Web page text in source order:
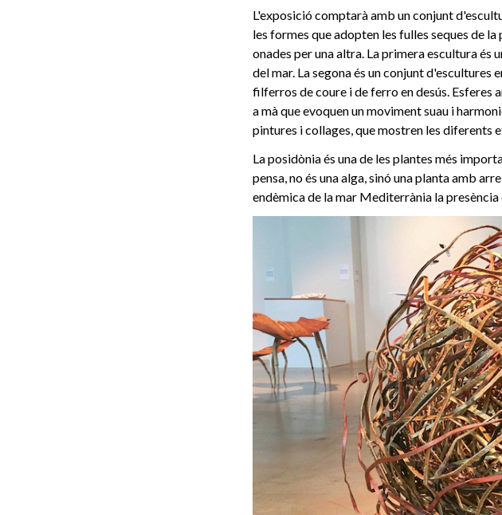
L'exposició comptarà amb un conjunt
les formes que adopten les fulles seques de
onades per una altra. La primera escultura és
del mar. La segona és un conjunt
filferros de coure i de ferro en desús.
a mà que evoquen un moviment suau i
pintures i collages, que mostren les diferents
La posidònia és una de les plantes més
pensa, no és una alga, sinó una planta amb
endèmica de la mar Mediterrània la presència